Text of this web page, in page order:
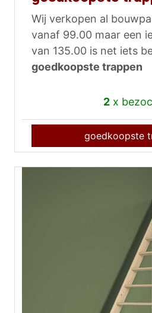
Wij verkopen al
vanaf 99.00 maar een
van 135.00 is net iets
goedkoopste trappen
2x
goedkoopste